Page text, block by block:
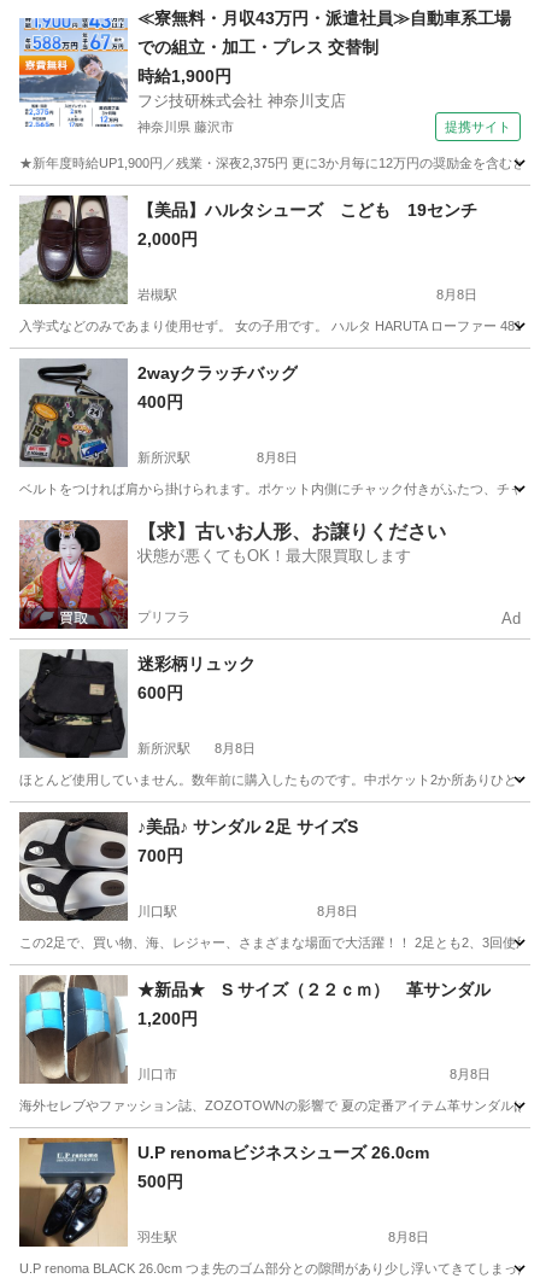
下山口駅 靴
≪寮無料・月収43万円・派遣社員≫自動車系工場
での組立・加工・プレス 交替制
時給1,900円
フジ技研株式会社 神奈川支店
神奈川県 藤沢市 提携サイト
★新年度時給UP1,900円／残業・深夜2,375円 更に3か月毎に12万円の奨励金を含む
神奈川 藤沢市 その他
【美品】ハルタシューズ こども 19センチ
2,000円
岩槻駅 8月8日
入学式などのみであまり使用せず。 女の子用です。 ハルタ HARUTA ローファー 4814
埼玉 さいたま市 岩槻駅 ハルタ
2wayクラッチバッグ
400円
新所沢駅 8月8日
ベルトをつければ肩から掛けられます。ポケット内側にチャック付きがふたつ、チャ
埼玉 所沢市 新所沢駅 バッグ クラッチバッグ
【求】古いお人形、お譲りください
状態が悪くてもOK！最大限買取します
プリフラ Ad
迷彩柄リュック
600円
新所沢駅 8月8日
ほとんど使用していません。数年前に購入したものです。中ポケット2か所ありひと
埼玉 所沢市 新所沢駅 バッグ リュック
♪美品♪ サンダル 2足 サイズS
700円
川口駅 8月8日
この2足で、買い物、海、レジャー、さまざまな場面で大活躍！！ 2足とも2、3回使
埼玉 川口市 川口駅 ヒール
★新品★ S サイズ（２２ｃｍ） 革サンダル
1,200円
川口市 8月8日
海外セレブやファッション誌、ZOZOTOWNの影響で 夏の定番アイテム革サンダルは
埼玉 川口市 ソックス
U.P renomaビジネスシューズ 26.0cm
500円
羽生駅 8月8日
U.P renoma BLACK 26.0cm つま先のゴム部分との隙間があり少し浮いてきてしま